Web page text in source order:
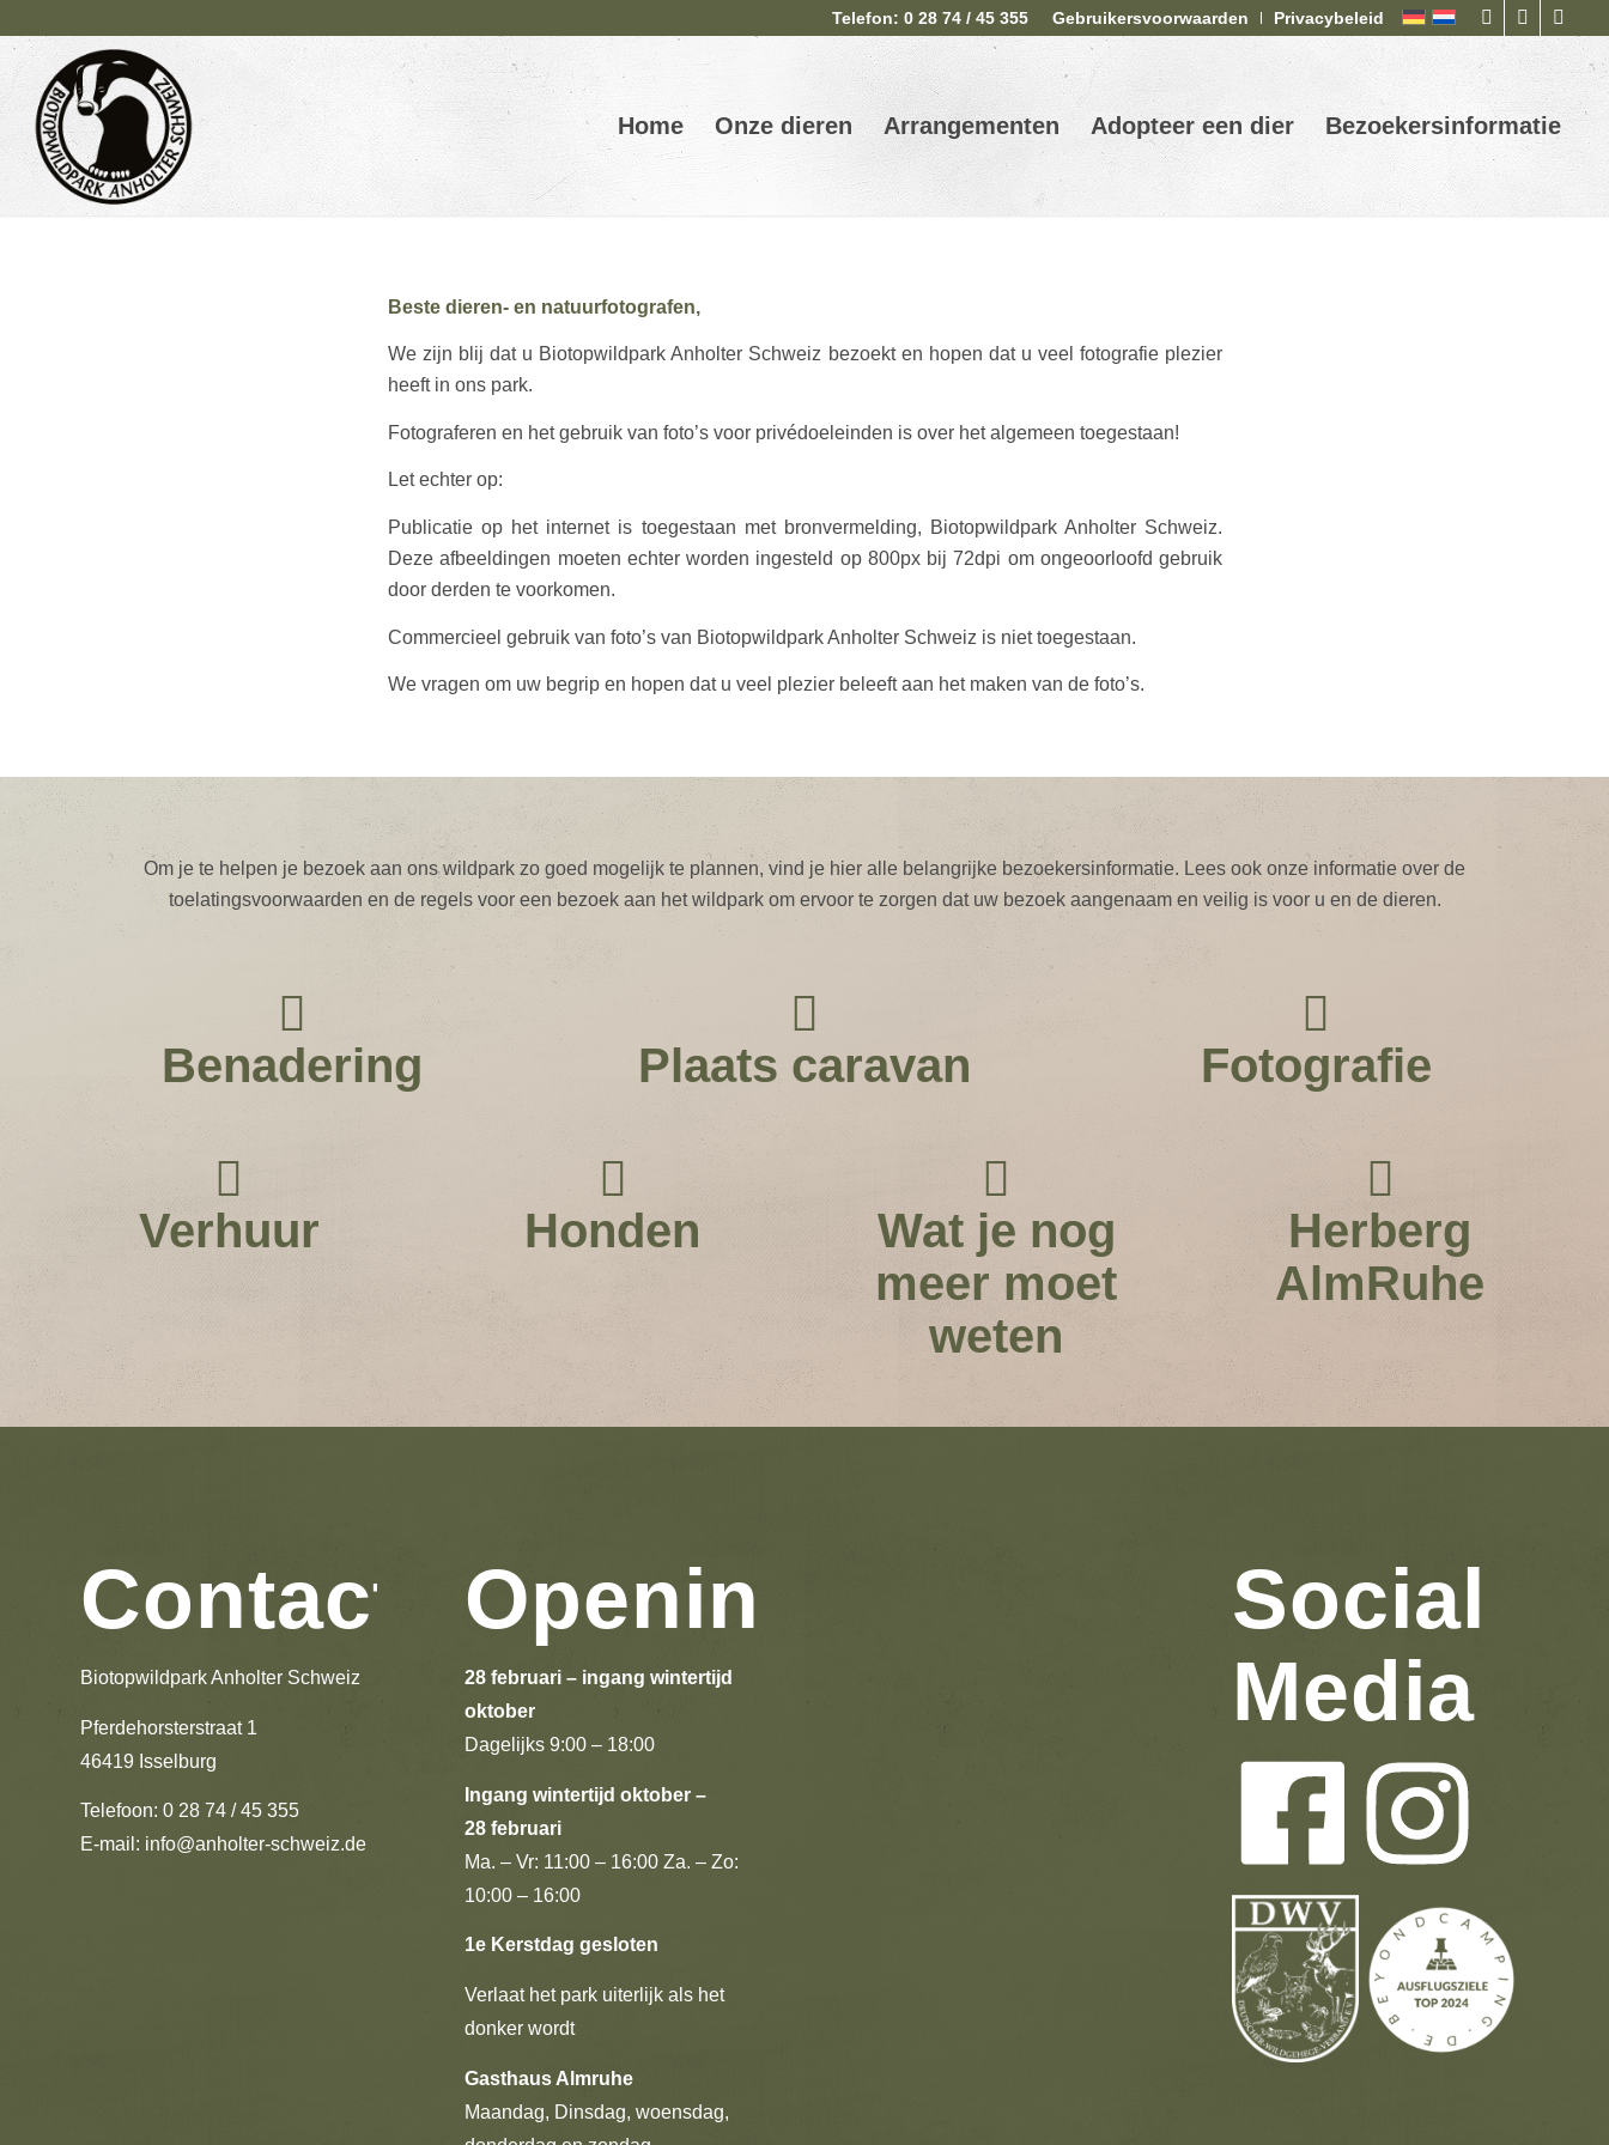
Gebruikersvoorwaarden Privacybeleid
Telefon: 0 28 74 / 45 355
Home Onze dieren Arrangementen Adopteer een dier Bezoekersinformatie
Beste dieren- en natuurfotografen,
We zijn blij dat u Biotopwildpark Anholter Schweiz bezoekt en hopen dat u veel fotografie plezier
heeft in ons park.
Fotograferen en het gebruik van foto’s voor privédoeleinden is over het algemeen toegestaan!
Let echter op:
Publicatie op het internet is toegestaan met bronvermelding, Biotopwildpark Anholter Schweiz.
Deze afbeeldingen moeten echter worden ingesteld op 800px bij 72dpi om ongeoorloofd gebruik
door derden te voorkomen.
Commercieel gebruik van foto’s van Biotopwildpark Anholter Schweiz is niet toegestaan.
We vragen om uw begrip en hopen dat u veel plezier beleeft aan het maken van de foto’s.
Om je te helpen je bezoek aan ons wildpark zo goed mogelijk te plannen, vind je hier alle belangrijke bezoekersinformatie. Lees ook onze informatie over de
toelatingsvoorwaarden en de regels voor een bezoek aan het wildpark om ervoor te zorgen dat uw bezoek aangenaam en veilig is voor u en de dieren.
Benadering Plaats caravan Fotografie
Verhuur Honden
Wat je nog
meer moet
weten
Herberg
AlmRuhe
Contact
Biotopwildpark Anholter Schweiz
Pferdehorsterstraat 1
46419 Isselburg
Telefoon: 0 28 74 / 45 355
E-mail: info@anholter-schweiz.de
Openingstijden
28 februari – ingang wintertijd
oktober
Dagelijks 9:00 – 18:00
Ingang wintertijd oktober –
28 februari
Ma. – Vr: 11:00 – 16:00 Za. – Zo:
10:00 – 16:00
1e Kerstdag gesloten
Verlaat het park uiterlijk als het
donker wordt
Gasthaus Almruhe
Maandag, Dinsdag, woensdag,
Social
Media